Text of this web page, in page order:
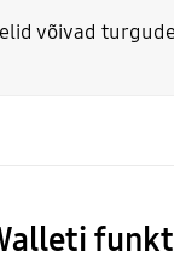
võivad